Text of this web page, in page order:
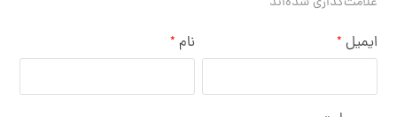
نام * ایمیل *